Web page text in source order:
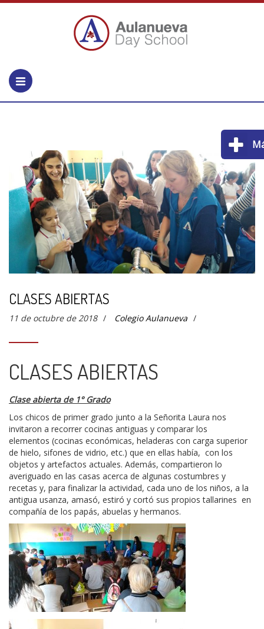
CLASES ABIERTAS
11 de octubre de 2018 / Colegio Aulanueva /
CLASES ABIERTAS
Clase abierta de 1° Grado
Los chicos de primer grado junto a la Señorita Laura nos
invitaron a recorrer cocinas antiguas y comparar los
elementos (cocinas económicas, heladeras con carga superior
de hielo, sifones de vidrio, etc.) que en ellas había, con los
objetos y artefactos actuales. Además, compartieron lo
averiguado en las casas acerca de algunas costumbres y
recetas y, para finalizar la actividad, cada uno de los niños, a la
antigua usanza, amasó, estiró y cortó sus propios tallarines en
compañía de los papás, abuelas y hermanos.